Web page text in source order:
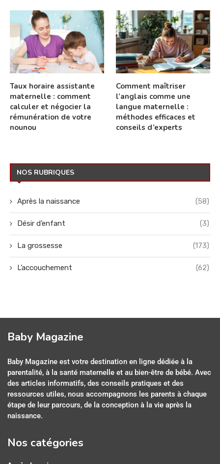
Taux horaire assistante
maternelle : comment
calculer et négocier la
rémunération de votre
nounou
Comment maîtriser
l’anglais comme une
langue maternelle :
méthodes efficaces et
conseils d’experts
NOS RUBRIQUES
Après la naissance (58)
Désir d’enfant (3)
La grossesse (173)
L’accouchement (62)
Baby Magazine
Baby Magazine est votre destination en ligne dédiée à la
parentalité, à la santé maternelle et au bien-être de bébé. Avec
des articles informatifs, des conseils pratiques et des
ressources utiles, nous accompagnons les parents à chaque
étape de leur parcours, de la conception à la vie après la
naissance.
Nos catégories